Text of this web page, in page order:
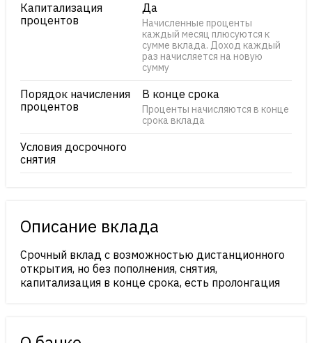
Капитализация
процентов
Да
Начисленные проценты
каждый месяц плюсуются к
сумме вклада. Доход каждый
раз начисляется на новую
сумму
Порядок начисления
процентов
В конце срока
Проценты начисляются в конце
срока вклада
Условия досрочного
снятия
Описание вклада
Срочный вклад с возможностью дистанционного
открытия, но без пополнения, снятия,
капитализация в конце срока, есть пролонгация